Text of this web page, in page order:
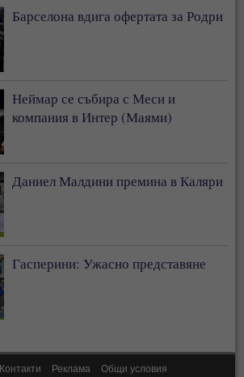
Барселона вдига офертата за Родри
Неймар се събира с Меси и
компания в Интер (Маями)
Даниел Малдини премина в Каляри
Гасперини: Ужасно представяне
Контакти Реклама Общи условия